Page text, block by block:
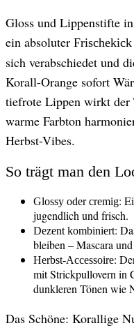
Gloss und Lippenstifte
ein absoluter
sich verabschiedet und
Korall-Orange sofort
tiefrote Lippen wirkt der
warme Farbton
Herbst-Vibes.
So trägt man den
Glossy oder cremig:
jugendlich und frisch.
Dezent kombiniert:
bleiben – Mascara
Herbst-Accessoire:
mit Strickpullovern in
dunkleren Tönen wie
Das Schöne: Korallige